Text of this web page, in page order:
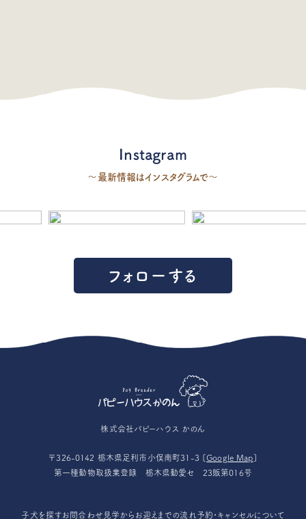
Instagram
〜最新情報はインスタグラムで〜
フォローする
株式会社パピーハウス かのん
〒326-0142 栃木県足利市小俣南町31-3 [Google Map]
第一種動物取扱業登録 栃木県動愛セ 23販第016号
子犬を探すお問合わせ 見学からお迎えまでの流れ 予約・キャンセルについて